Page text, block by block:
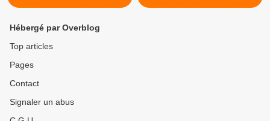
Hébergé par Overblog
Top articles
Pages
Contact
Signaler un abus